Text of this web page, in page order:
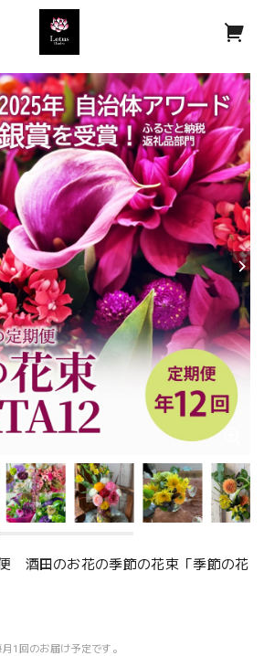
酒田のお花の季節の花束「季節の花
1回のお届け予定です。